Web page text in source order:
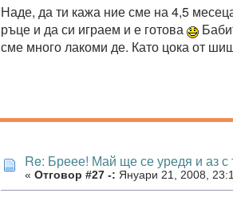
Наде, да ти кажа ние сме на 4,5
ръце и да си играем и е готова
сме много лакоми де. Като цока от
Re: Бреее! Май ще се уредя и аз
« Отговор #27 -: Януари 21, 2008,